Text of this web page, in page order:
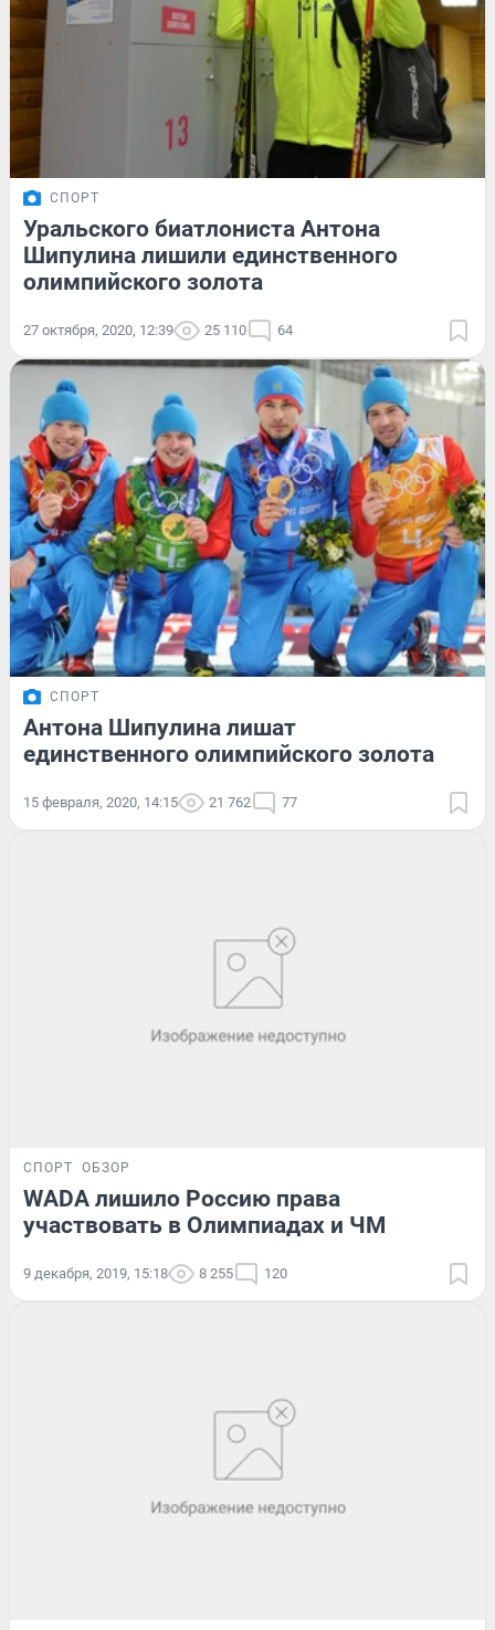
СПОРТ
Уральского биатлониста Антона
Шипулина лишили единственного
олимпийского золота
27 октября, 2020, 12:39 25 110 64
СПОРТ
Антона Шипулина лишат
единственного олимпийского золота
15 февраля, 2020, 14:15 21 762 77
СПОРТ ОБЗОР
WADA лишило Россию права
участвовать в Олимпиадах и ЧМ
9 декабря, 2019, 15:18 8 255 120